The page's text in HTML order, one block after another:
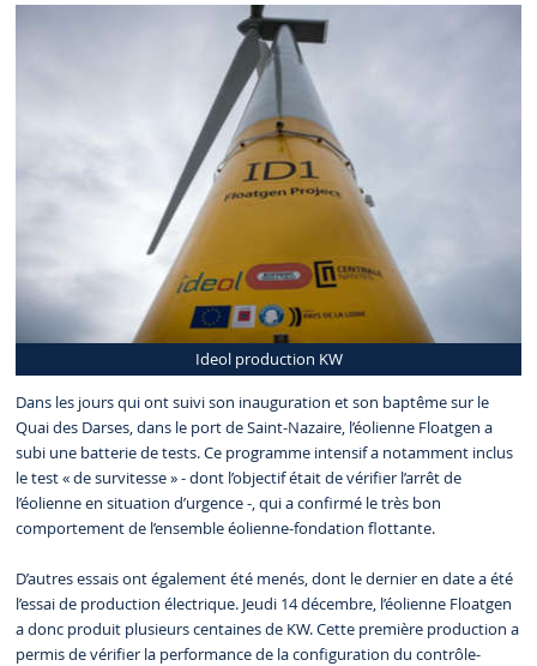
Ideol production KW
Dans les jours qui ont suivi son inauguration et son baptême sur le
Quai des Darses, dans le port de Saint-Nazaire, l’éolienne Floatgen a
subi une batterie de tests. Ce programme intensif a notamment inclus
le test « de survitesse » - dont l’objectif était de vérifier l’arrêt de
l’éolienne en situation d’urgence -, qui a confirmé le très bon
comportement de l’ensemble éolienne-fondation flottante.
D’autres essais ont également été menés, dont le dernier en date a été
l’essai de production électrique. Jeudi 14 décembre, l’éolienne Floatgen
a donc produit plusieurs centaines de KW. Cette première production a
permis de vérifier la performance de la configuration du contrôle-